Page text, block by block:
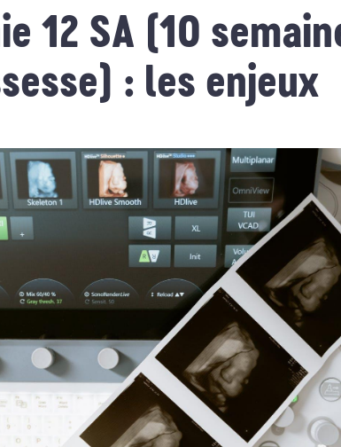
12 SA (10
: les enjeux